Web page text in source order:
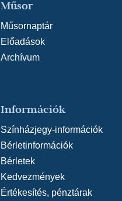
Műsor
Műsornaptár
Előadások
Archívum
Információk
Színházjegy-információk
Bérletinformációk
Bérletek
Kedvezmények
Értékesítés, pénztárak